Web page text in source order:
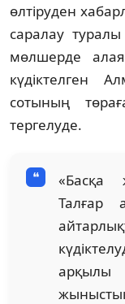
өлтіруден
саралау
мөлшерде
күдіктелген
сотының
тергелуде.
«Басқа
Талғар
арқылы